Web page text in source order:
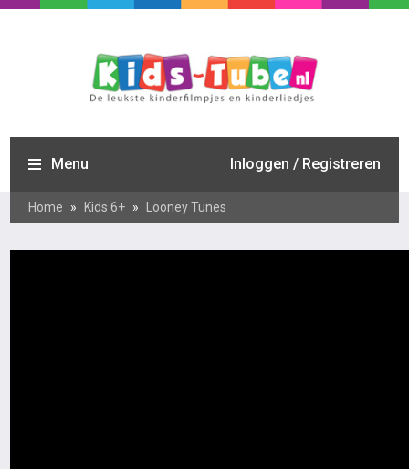
Menu Inloggen / Registreren
Home » Kids 6+ » Looney Tunes